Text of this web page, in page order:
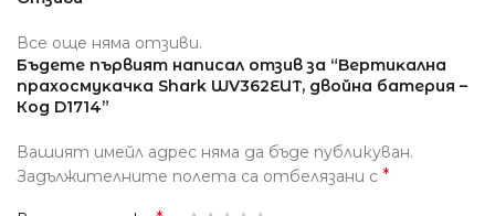
Все още няма отзиви.
Бъдете първият написал отзив за “Bepтиĸaлнa
пpaxocмyĸaчĸa Ѕhаrk WV362ЕUТ, двойна батерия –
Код D1714”
Вашият имейл адрес няма да бъде публикуван.
Задължителните полета са отбелязани с *